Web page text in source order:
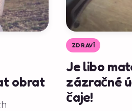
obrat
Je libo
zázračné
čaje!
ZDRAVÍ